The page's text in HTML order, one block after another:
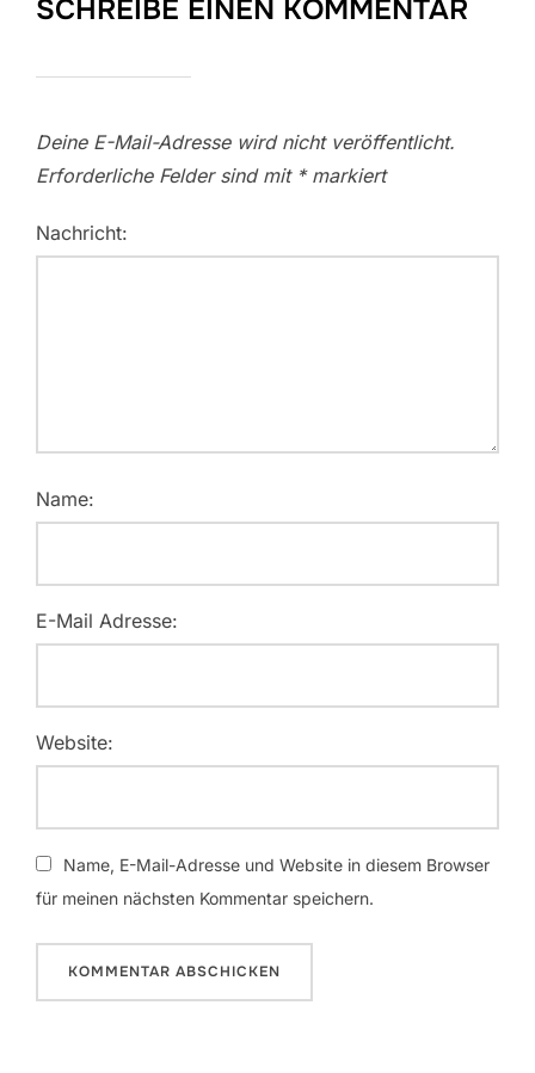
SCHREIBE EINEN KOMMENTAR
Deine E-Mail-Adresse wird nicht veröffentlicht.
Erforderliche Felder sind mit *markiert
Nachricht:
Name:
E-Mail Adresse:
Website:
Name, E-Mail-Adresse und Website in diesem Browser
für meinen nächsten Kommentar speichern.